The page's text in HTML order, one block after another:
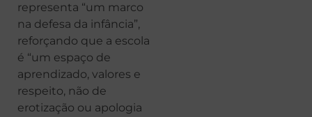
representa “um marco
na defesa da infância”,
reforçando que a escola
é “um espaço de
aprendizado, valores e
respeito, não de
erotização ou apologia